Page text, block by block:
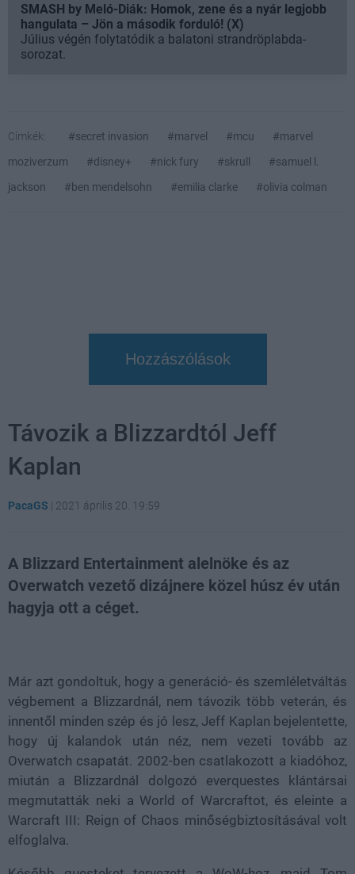
SMASH by Meló-Diák: Homok, zene és a nyár legjobb
hangulata – Jön a második forduló! (X)
Július végén folytatódik a balatoni strandröplabda-
sorozat.
Címkék: #secret invasion #marvel #mcu
#marvel
moziverzum
#disney+ #nick fury #skrull
#samuel l.
jackson
#ben mendelsohn #emilia clarke #olivia colman
Hozzászólások
Távozik a Blizzardtól Jeff
Kaplan
PacaGS | 2021 április 20. 19:59
A Blizzard Entertainment alelnöke és az
Overwatch vezető dizájnere közel húsz év után
hagyja ott a céget.
Már azt gondoltuk, hogy a generáció- és szemléletváltás
végbement a Blizzardnál, nem távozik több veterán, és
innentől minden szép és jó lesz, Jeff Kaplan bejelentette,
hogy új kalandok után néz, nem vezeti tovább az
Overwatch csapatát. 2002-ben csatlakozott a kiadóhoz,
miután a Blizzardnál dolgozó everquestes klántársai
megmutatták neki a World of Warcraftot, és eleinte a
Warcraft III: Reign of Chaos minőségbiztosításával volt
elfoglalva.